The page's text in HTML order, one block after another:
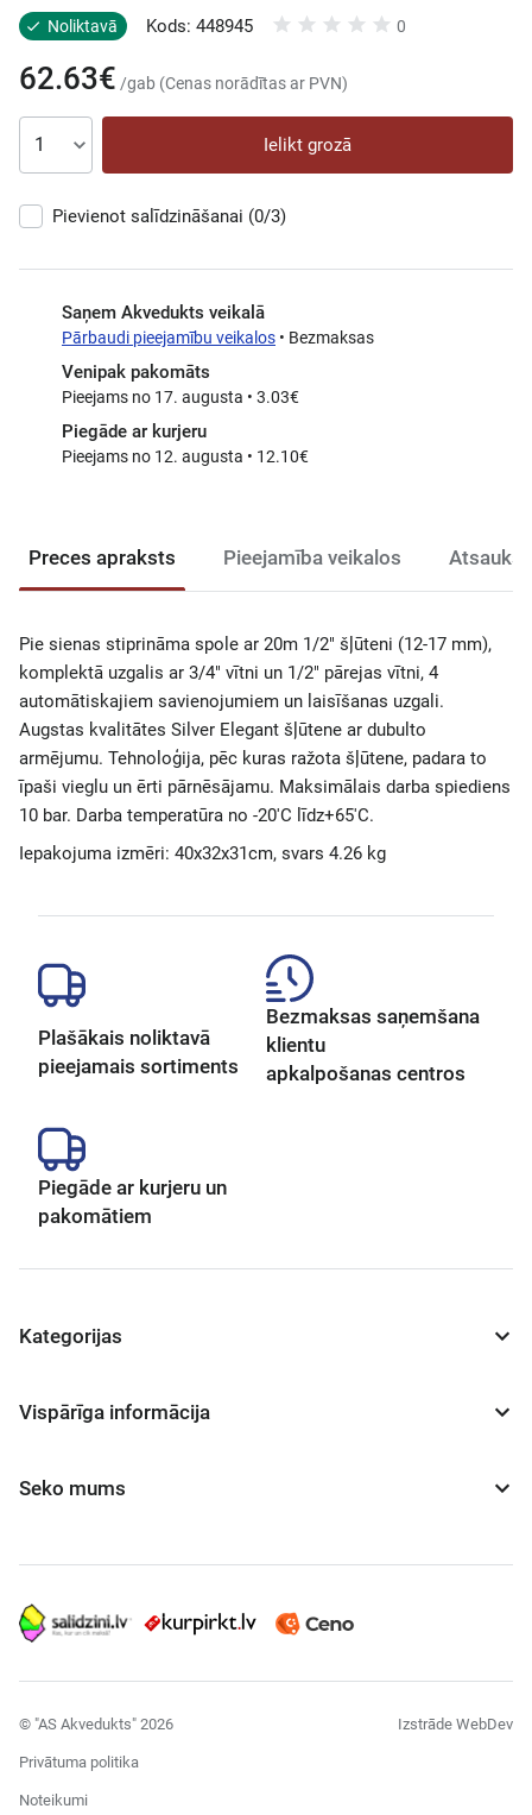
Preces apraksts Pieejamība veikalos
Pie sienas stiprināma spole ar 20m 1/2" šļūteni (12-17 mm),
komplektā uzgalis ar 3/4" vītni un 1/2" pārejas vītni, 4
automātiskajiem savienojumiem un laisīšanas uzgali.
Augstas kvalitātes Silver Elegant šļūtene ar dubulto
armējumu. Tehnoloģija, pēc kuras ražota šļūtene, padara to
īpaši vieglu un ērti pārnēsājamu. Maksimālais darba spiediens
10 bar. Darba temperatūra no -20'C līdz+65'C.
Iepakojuma izmēri: 40x32x31cm, svars 4.26 kg
Noliktavā Kods: 448945 0
62.63€ /gab (Cenas norādītas ar PVN)
Ielikt grozā
Pievienot salīdzināšanai (0/3)
Saņem Akvedukts veikalā
Pārbaudi pieejamību veikalos • Bezmaksas
Venipak pakomāts
Pieejams no 17. augusta • 3.03€
Piegāde ar kurjeru
Pieejams no 12. augusta • 12.10€
Plašākais noliktavā
pieejamais sortiments
Bezmaksas saņemšana
klientu
apkalpošanas centros
Piegāde ar kurjeru un
pakomātiem
Kategorijas
Vispārīga informācija
Seko mums
© "AS Akvedukts" 2026
Privātuma politika
Noteikumi
Izstrāde WebDev